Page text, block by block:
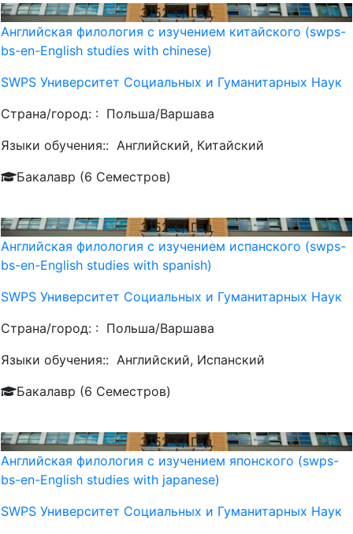
3152€/ Год
Английская филология с изучением китайского (swps-
bs-en-English studies with chinese)
SWPS Университет Социальных и Гуманитарных Наук
Страна/город: : Польша/Варшава
Языки обучения:: Английский, Китайский
Бакалавр (6 Семестров)
3152€/ Год
Английская филология с изучением испанского (swps-
bs-en-English studies with spanish)
SWPS Университет Социальных и Гуманитарных Наук
Страна/город: : Польша/Варшава
Языки обучения:: Английский, Испанский
Бакалавр (6 Семестров)
3152€/ Год
Английская филология с изучением японского (swps-
bs-en-English studies with japanese)
SWPS Университет Социальных и Гуманитарных Наук